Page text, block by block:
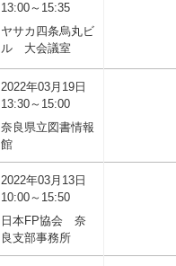
13:00～15:35
ヤサカ四条烏丸ビ
ル 大会議室
2022年03月19日
13:30～15:00
奈良県立図書情報
館
2022年03月13日
10:00～15:50
日本FP協会 奈
良支部事務所